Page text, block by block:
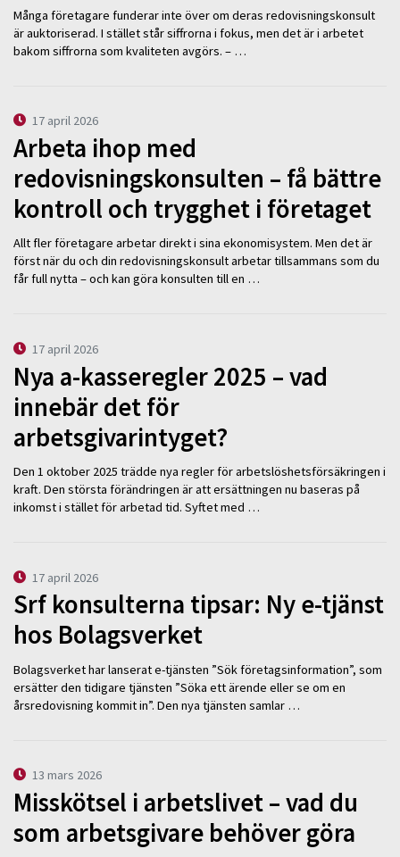
Många företagare funderar inte över om deras redovisningskonsult
är auktoriserad. I stället står siffrorna i fokus, men det är i arbetet
bakom siffrorna som kvaliteten avgörs. – …
17 april 2026
Arbeta ihop med
redovisningskonsulten – få bättre
kontroll och trygghet i företaget
Allt fler företagare arbetar direkt i sina ekonomisystem. Men det är
först när du och din redovisningskonsult arbetar tillsammans som du
får full nytta – och kan göra konsulten till en …
17 april 2026
Nya a-kasseregler 2025 – vad
innebär det för
arbetsgivarintyget?
Den 1 oktober 2025 trädde nya regler för arbetslöshetsförsäkringen i
kraft. Den största förändringen är att ersättningen nu baseras på
inkomst i stället för arbetad tid. Syftet med …
17 april 2026
Srf konsulterna tipsar: Ny e-tjänst
hos Bolagsverket
Bolagsverket har lanserat e-tjänsten ”Sök företagsinformation”, som
ersätter den tidigare tjänsten ”Söka ett ärende eller se om en
årsredovisning kommit in”. Den nya tjänsten samlar …
13 mars 2026
Misskötsel i arbetslivet – vad du
som arbetsgivare behöver göra